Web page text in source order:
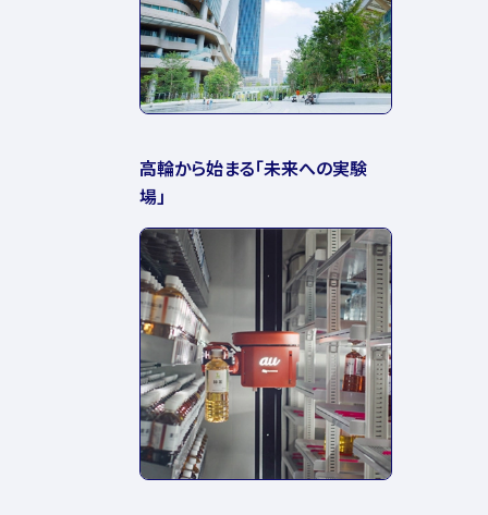
高輪から始まる「未来への実験
場」